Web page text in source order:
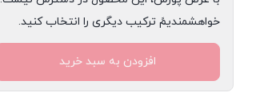
خواهشمندیمً ترکیب دیگری را انتخاب کنید.
افزودن به سبد خرید